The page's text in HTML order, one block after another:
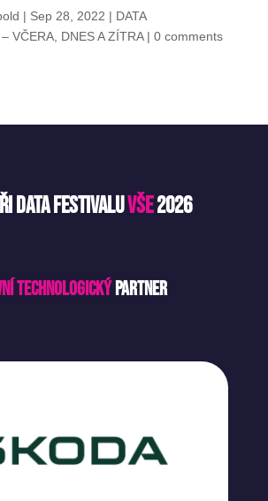
| Sep 28, 2022 | DATA
VČERA, DNES A ZÍTRA| 0 comments
Data FestivaluVŠE2026
technologickýpartner